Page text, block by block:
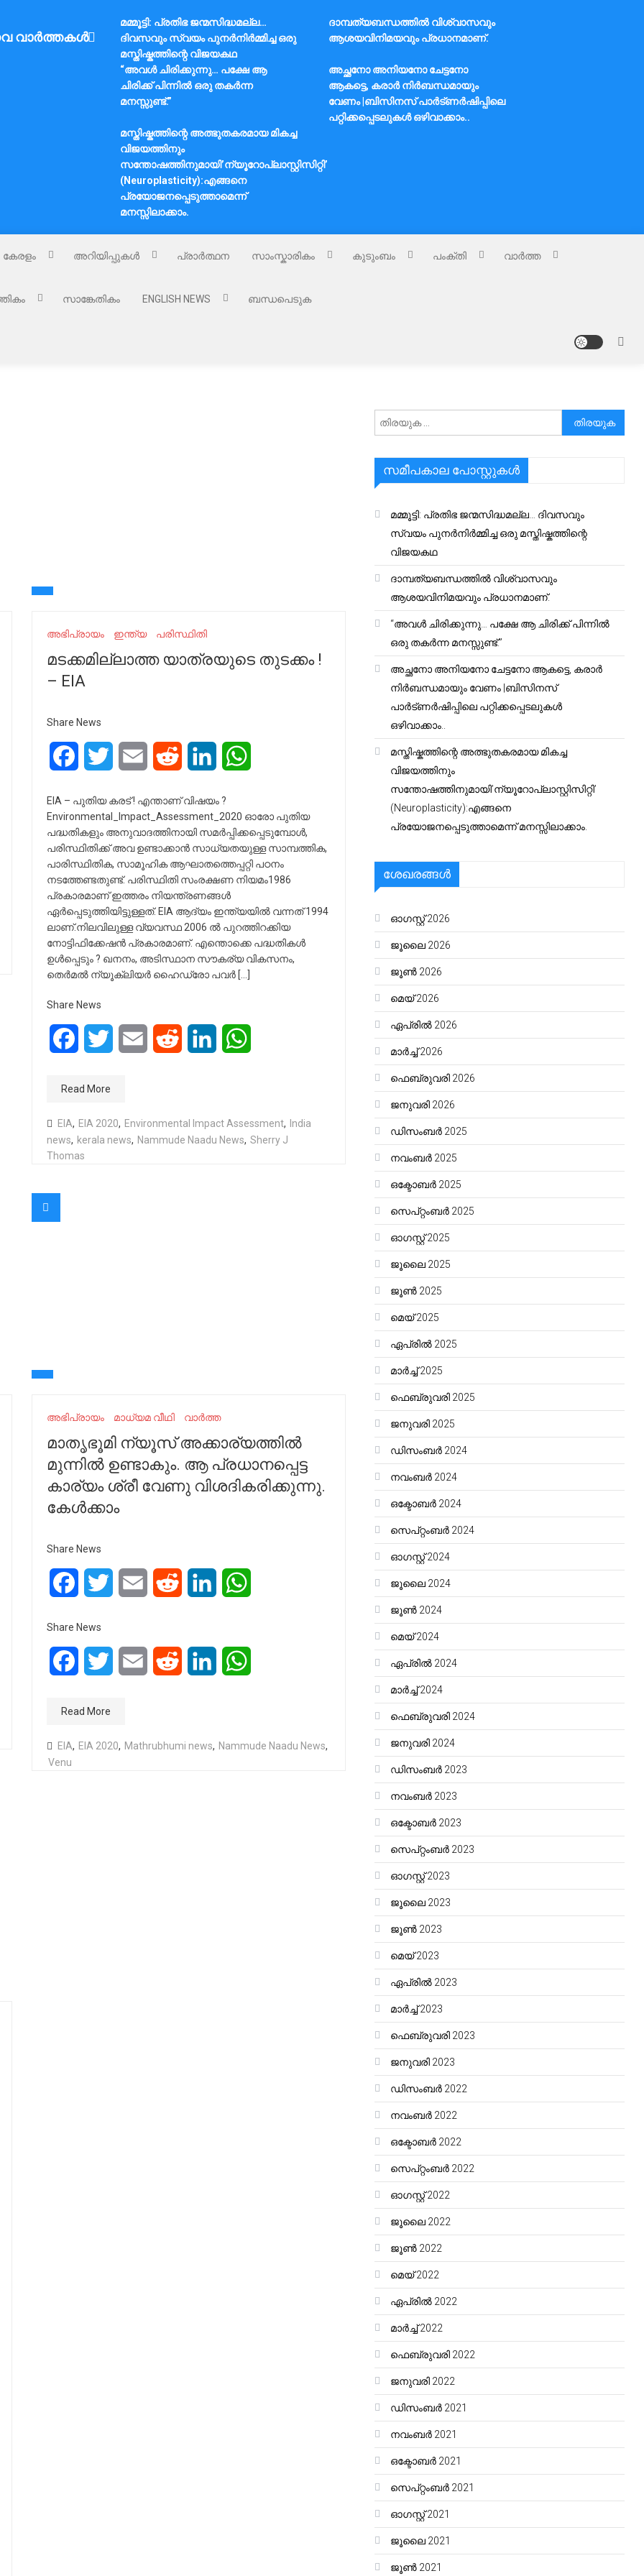
വാർത്തകൾ
മമ്മൂട്ടി: പ്രതിഭ ജന്മസിദ്ധമല്ല…
ദിവസവും സ്വയം പുനർനിർമ്മിച്ച ഒരു
മസ്തിഷ്കത്തിന്റെ വിജയകഥ
ദാമ്പത്യബന്ധത്തിൽ വിശ്വാസവും
ആശയവിനിമയവും പ്രധാനമാണ്.
“അവൾ ചിരിക്കുന്നു… പക്ഷേ ആ
ചിരിക്ക് പിന്നിൽ ഒരു തകർന്ന
മനസ്സുണ്ട്.”
അച്ഛനോ അനിയനോ ചേട്ടനോ
ആകട്ടെ, കരാർ നിർബന്ധമായും
വേണം |ബിസിനസ് പാർട്ണർഷിപ്പിലെ
പറ്റിക്കപ്പെടലുകൾ ഒഴിവാക്കാം..
മസ്തിഷ്കത്തിന്റെ അത്ഭുതകരമായ മികച്ച
വിജയത്തിനും
സന്തോഷത്തിനുമായി’ന്യൂറോപ്ലാസ്റ്റിസിറ്റി’
(Neuroplasticity):എങ്ങനെ
പ്രയോജനപ്പെടുത്താമെന്ന്
മനസ്സിലാക്കാം.
കേരളം അറിയിപ്പുകൾ പ്രാർത്ഥന സാംസ്കാരികം കുടുംബം പംക്തി വാർത്ത
സാങ്കേതികം ENGLISH NEWS ബന്ധപെടുക
അഭിപ്രായം ഇന്ത്യ പരിസ്ഥിതി
മടക്കമില്ലാത്ത യാത്രയുടെ തുടക്കം !
– EIA
Share News
FacebookTwitter Email Reddit LinkedIn
EIA – പുതിയ കരട് ! എന്താണ് വിഷയം ?
Environmental_Impact_Assessment_2020 ഓരോ പുതിയ
പദ്ധതികളും അനുവാദത്തിനായി സമർപ്പിക്കപ്പെടുമ്പോൾ,
പരിസ്ഥിതിക്ക് അവ ഉണ്ടാക്കാൻ സാധ്യതയുള്ള സാമ്പത്തിക,
പാരിസ്ഥിതിക, സാമൂഹിക ആഘാതത്തെപ്പറ്റി പഠനം
നടത്തേണ്ടതുണ്ട്. പരിസ്ഥിതി സംരക്ഷണ നിയമം1986
പ്രകാരമാണ് ഇത്തരം നിയന്ത്രണങ്ങൾ
ഏർപ്പെടുത്തിയിട്ടുള്ളത്. EIA ആദ്യം ഇന്ത്യയിൽ വന്നത് 1994
ലാണ്.നിലവിലുള്ള വ്യവസ്ഥ 2006 ൽ പുറത്തിറക്കിയ
നോട്ടിഫിക്കേഷൻ പ്രകാരമാണ്. എന്തൊക്കെ പദ്ധതികൾ
ഉൾപ്പെടും ? ഖനനം, അടിസ്ഥാന സൗകര്യ വികസനം,
തെർമൽ ന്യൂക്ലിയർ ഹൈഡ്രോ പവർ […]
Share News
FacebookTwitter Email Reddit LinkedIn
Read More
EIA, EIA 2020, Environmental Impact Assessment,
India
news, kerala news, Nammude Naadu News, Sherry J
Thomas
അഭിപ്രായം മാധ്യമ വീഥി വാർത്ത
മാതൃഭൂമി ന്യൂസ്‌ അക്കാര്യത്തിൽ
മുന്നിൽ ഉണ്ടാകും. ആ പ്രധാനപ്പെട്ട
കാര്യം ശ്രീ വേണു വിശദികരിക്കുന്നു.
കേൾക്കാം
Share News
FacebookTwitter Email Reddit LinkedIn
Share News
FacebookTwitter Email Reddit LinkedIn
Read More
EIA, EIA 2020, Mathrubhumi news, Nammude Naadu News,
Venu
അനേഷിക്കുക
സമീപകാല പോസ്റ്റുകൾ
മമ്മൂട്ടി: പ്രതിഭ ജന്മസിദ്ധമല്ല… ദിവസവും
സ്വയം പുനർനിർമ്മിച്ച ഒരു മസ്തിഷ്കത്തിന്റെ
വിജയകഥ
ദാമ്പത്യബന്ധത്തിൽ വിശ്വാസവും
ആശയവിനിമയവും പ്രധാനമാണ്.
“അവൾ ചിരിക്കുന്നു… പക്ഷേ ആ ചിരിക്ക് പിന്നിൽ
ഒരു തകർന്ന മനസ്സുണ്ട്.”
അച്ഛനോ അനിയനോ ചേട്ടനോ ആകട്ടെ, കരാർ
നിർബന്ധമായും വേണം |ബിസിനസ്
പാർട്ണർഷിപ്പിലെ പറ്റിക്കപ്പെടലുകൾ
ഒഴിവാക്കാം..
മസ്തിഷ്കത്തിന്റെ അത്ഭുതകരമായ മികച്ച
വിജയത്തിനും
സന്തോഷത്തിനുമായി’ന്യൂറോപ്ലാസ്റ്റിസിറ്റി’
(Neuroplasticity):എങ്ങനെ
പ്രയോജനപ്പെടുത്താമെന്ന് മനസ്സിലാക്കാം.
ശേഖരങ്ങൾ
ഓഗസ്റ്റ്‌ 2026
ജൂലൈ 2026
ജൂൺ 2026
മെയ്‌ 2026
ഏപ്രിൽ 2026
മാർച്ച്‌ 2026
ഫെബ്രുവരി 2026
ജനുവരി 2026
ഡിസംബർ 2025
നവംബർ 2025
ഒക്ടോബർ 2025
സെപ്റ്റംബർ 2025
ഓഗസ്റ്റ്‌ 2025
ജൂലൈ 2025
ജൂൺ 2025
മെയ്‌ 2025
ഏപ്രിൽ 2025
മാർച്ച്‌ 2025
ഫെബ്രുവരി 2025
ജനുവരി 2025
ഡിസംബർ 2024
നവംബർ 2024
ഒക്ടോബർ 2024
സെപ്റ്റംബർ 2024
ഓഗസ്റ്റ്‌ 2024
ജൂലൈ 2024
ജൂൺ 2024
മെയ്‌ 2024
ഏപ്രിൽ 2024
മാർച്ച്‌ 2024
ഫെബ്രുവരി 2024
ജനുവരി 2024
ഡിസംബർ 2023
നവംബർ 2023
ഒക്ടോബർ 2023
സെപ്റ്റംബർ 2023
ഓഗസ്റ്റ്‌ 2023
ജൂലൈ 2023
ജൂൺ 2023
മെയ്‌ 2023
ഏപ്രിൽ 2023
മാർച്ച്‌ 2023
ഫെബ്രുവരി 2023
ജനുവരി 2023
ഡിസംബർ 2022
നവംബർ 2022
ഒക്ടോബർ 2022
സെപ്റ്റംബർ 2022
ഓഗസ്റ്റ്‌ 2022
ജൂലൈ 2022
ജൂൺ 2022
മെയ്‌ 2022
ഏപ്രിൽ 2022
മാർച്ച്‌ 2022
ഫെബ്രുവരി 2022
ജനുവരി 2022
ഡിസംബർ 2021
നവംബർ 2021
ഒക്ടോബർ 2021
സെപ്റ്റംബർ 2021
ഓഗസ്റ്റ്‌ 2021
ജൂലൈ 2021
ജൂൺ 2021